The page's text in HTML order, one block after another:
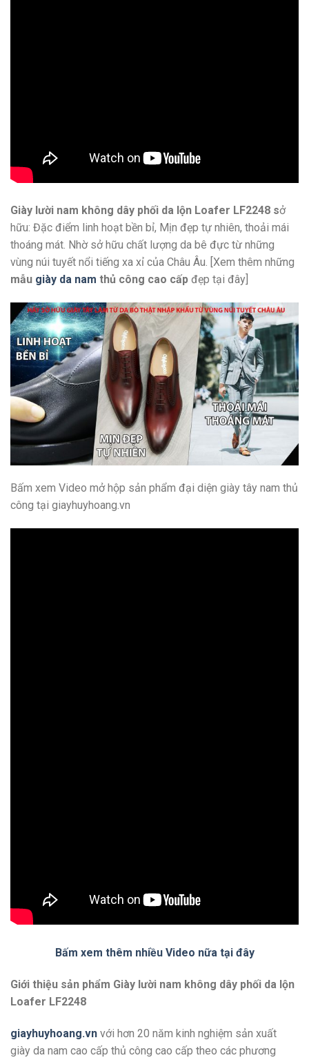
Giày lười nam không dây phối da lộn Loafer LF2248 sở
hữu: Đặc điểm linh hoạt bền bỉ, Mịn đẹp tự nhiên, thoải mái
thoáng mát. Nhờ sở hữu chất lượng da bê đực từ những
vùng núi tuyết nổi tiếng xa xỉ của Châu Âu. [Xem thêm những
mẫu giày da nam thủ công cao cấp đẹp tại đây]
Bấm xem Video mở hộp sản phẩm đại diện giày tây nam thủ
công tại giayhuyhoang.vn
Bấm xem thêm nhiều Video nữa tại đây
Giới thiệu sản phẩm Giày lười nam không dây phối da lộn
Loafer LF2248
giayhuyhoang.vn với hơn 20 năm kinh nghiệm sản xuất
giày da nam cao cấp thủ công cao cấp theo các phương